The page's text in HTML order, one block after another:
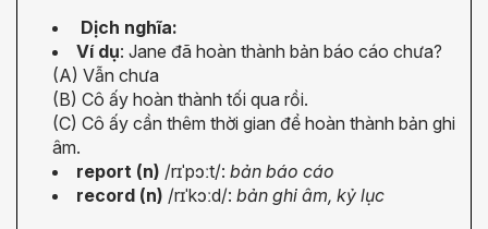
Dịch nghĩa:
Ví dụ: Jane đã hoàn thành bản báo cáo chưa?
(A) Vẫn chưa
(B) Cô ấy hoàn thành tối qua rồi.
(C) Cô ấy cần thêm thời gian để hoàn thành bản ghi
âm.
report (n) /rɪˈpɔːt/: bản báo cáo
record (n) /rɪˈkɔːd/: bản ghi âm, kỷ lục